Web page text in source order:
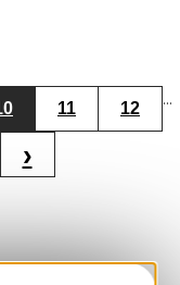
11 12 ...
›